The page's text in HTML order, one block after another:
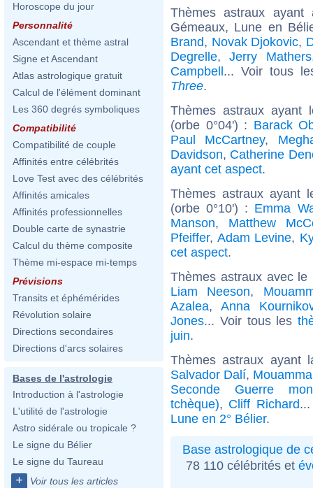
Horoscope du jour
Personnalité
Ascendant et thème astral
Signe et Ascendant
Atlas astrologique gratuit
Calcul de l'élément dominant
Les 360 degrés symboliques
Compatibilité
Compatibilité de couple
Affinités entre célébrités
Love Test avec des célébrités
Affinités amicales
Affinités professionnelles
Double carte de synastrie
Calcul du thème composite
Thème mi-espace mi-temps
Prévisions
Transits et éphémérides
Révolution solaire
Directions secondaires
Directions d'arcs solaires
Bases de l'astrologie
Introduction à l'astrologie
L'utilité de l'astrologie
Astro sidérale ou tropicale ?
Le signe du Bélier
Le signe du Taureau
+ Voir tous les articles
Thèmes astraux
Gémeaux, Lune en
Brand, Novak Djokovic,
Degrelle,Jerry Mathers
Campbell... Voir tous
Three.
Thèmes astraux ayant
(orbe 0°04') : Barack
Paul McCartney,
Davidson, Catherine
ayant cet aspect.
Thèmes astraux ayant
(orbe 0°10') : Emma
Manson, Matthew
Pfeiffer, Adam Levine,
cet aspect.
Thèmes astraux avec
Liam Neeson,
Azalea,Anna
Jones... Voir tous les
juin.
Thèmes astraux
Salvador Dalí,
Seconde Guerre
tchèque), Cliff Richard
Lune en 2° Bélier.
Base astrologique de
78 110 célébrités et